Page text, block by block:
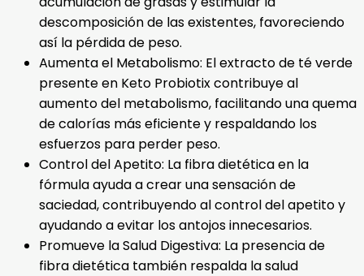
descomposición de las existentes, favoreciendo
así la pérdida de peso.
Aumenta el Metabolismo: El extracto de té verde
presente en Keto Probiotix contribuye al
aumento del metabolismo, facilitando una quema
de calorías más eficiente y respaldando los
esfuerzos para perder peso.
Control del Apetito: La fibra dietética en la
fórmula ayuda a crear una sensación de
saciedad, contribuyendo al control del apetito y
ayudando a evitar los antojos innecesarios.
Promueve la Salud Digestiva: La presencia de
fibra dietética también respalda la salud